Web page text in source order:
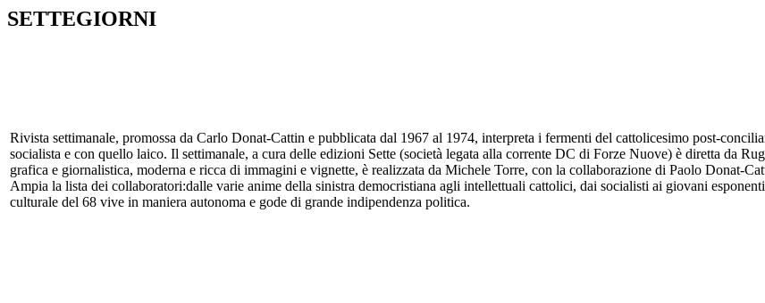
SETTEGIORNI
Rivista settimanale, promossa da Carlo Donat-Cattin e pubblicata dal 1967 al 1974, interpreta i fermenti del cattolicesimo post-
socialista e con quello laico. Il settimanale, a cura delle edizioni Sette (società legata alla corrente DC di Forze Nuove) è diretta da
grafica e giornalistica, moderna e ricca di immagini e vignette, è realizzata da Michele Torre, con la collaborazione di Paolo Donat-
Ampia la lista dei collaboratori:dalle varie anime della sinistra democristiana agli intellettuali cattolici, dai socialisti ai giovani
culturale del 68 vive in maniera autonoma e gode di grande indipendenza politica.